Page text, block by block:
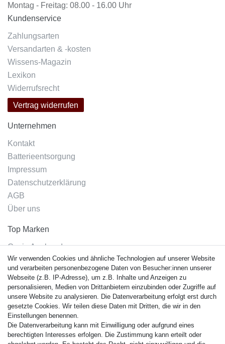
Montag - Freitag: 08.00 - 16.00 Uhr
Kundenservice
Zahlungsarten
Versandarten & -kosten
Wissens-Magazin
Lexikon
Widerrufsrecht
Vertrag widerrufen
Unternehmen
Kontakt
Batterieentsorgung
Impressum
Datenschutzerklärung
AGB
Über uns
Top Marken
Casio Armband
Festina Armband
Citizen Armband
M. Lacroix Armband
J. Lemans Armband
Uhrenarmbänder - Alle
Sicherheit
Wir verwenden Cookies und ähnliche Technologien auf unserer Website
und verarbeiten personenbezogene Daten von Besucher:innen unserer
Webseite (z.B. IP-Adresse), um z.B. Inhalte und Anzeigen zu
personalisieren, Medien von Drittanbietern einzubinden oder Zugriffe auf
unsere Website zu analysieren. Die Datenverarbeitung erfolgt erst durch
gesetzte Cookies. Wir teilen diese Daten mit Dritten, die wir in den
Einstellungen benennen.
Die Datenverarbeitung kann mit Einwilligung oder aufgrund eines
berechtigten Interesses erfolgen. Die Zustimmung kann erteilt oder